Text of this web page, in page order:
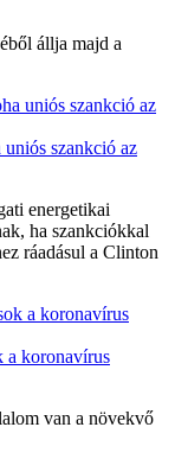
állja majd a
szankció az
energetikai
ha szankciókkal
ráadásul a Clinton
a koronavírus
van a növekvő